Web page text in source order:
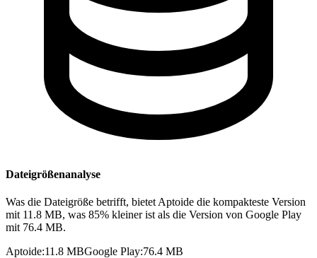
Dateigrößenanalyse
Was die Dateigröße betrifft, bietet Aptoide die kompakteste Version
mit 11.8 MB, was 85% kleiner ist als die Version von Google Play
mit 76.4 MB.
Aptoide:11.8 MBGoogle Play:76.4 MB